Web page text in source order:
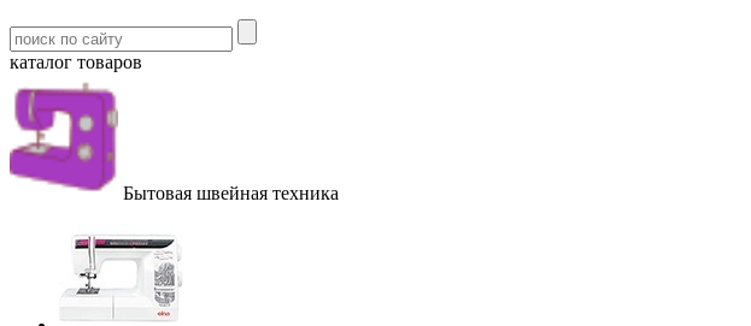
каталог товаров
Бытовая швейная техника